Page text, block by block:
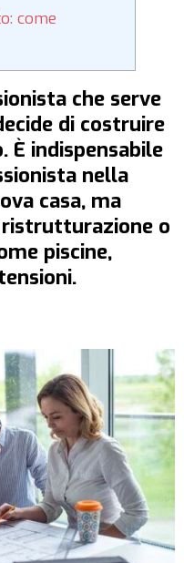
come
che serve
di costruire
È indispensabile
nella
casa, ma
o
piscine,